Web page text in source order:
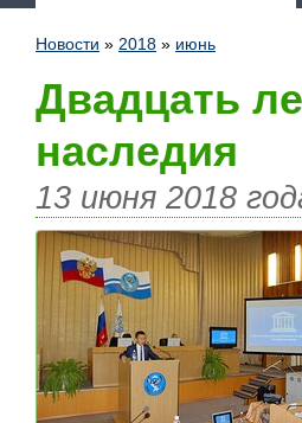
Новости » 2018 » июнь
Двадцать
наследия
13 июня 2018